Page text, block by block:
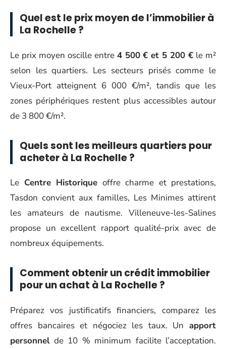
Quel est le prix moyen de l’immobilier à
La Rochelle ?
Le prix moyen oscille entre 4 500 € et 5 200 € le m²
selon les quartiers. Les secteurs prisés comme le
Vieux-Port atteignent 6 000 €/m², tandis que les
zones périphériques restent plus accessibles autour
de 3 800 €/m².
Quels sont les meilleurs quartiers pour
acheter à La Rochelle ?
Le Centre Historique offre charme et prestations,
Tasdon convient aux familles, Les Minimes attirent
les amateurs de nautisme. Villeneuve-les-Salines
propose un excellent rapport qualité-prix avec de
nombreux équipements.
Comment obtenir un crédit immobilier
pour un achat à La Rochelle ?
Préparez vos justificatifs financiers, comparez les
offres bancaires et négociez les taux. Un apport
personnelde 10 % minimum facilite l’acceptation.